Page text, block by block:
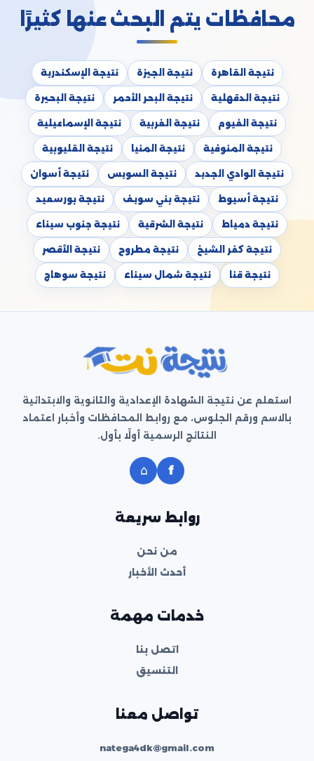
محافظات يتم البحث عنها كثيرًا
نتيجة القاهرة نتيجة الجيزة نتيجة الإسكندرية
نتيجة الدقهلية نتيجة البحر الأحمر نتيجة البحيرة
نتيجة الفيوم نتيجة الغربية نتيجة الإسماعيلية
نتيجة المنوفية نتيجة المنيا نتيجة القليوبية
نتيجة الوادي الجديد نتيجة السويس نتيجة أسوان
نتيجة أسيوط نتيجة بني سويف نتيجة بورسعيد
نتيجة دمياط نتيجة الشرقية نتيجة جنوب سيناء
نتيجة كفر الشيخ نتيجة مطروح نتيجة الأقصر
نتيجة قنا نتيجة شمال سيناء نتيجة سوهاج
استعلم عن نتيجة الشهادة الإعدادية والثانوية والابتدائية
بالاسم ورقم الجلوس، مع روابط المحافظات وأخبار اعتماد
النتائج الرسمية أولًا بأول.
f
⌂
روابط سريعة
من نحن
أحدث الأخبار
خدمات مهمة
اتصل بنا
التنسيق
تواصل معنا
natega4dk@gmail.com